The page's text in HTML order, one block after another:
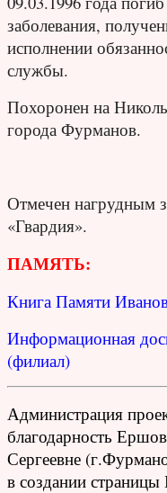
заболевания,
исполнении
службы.
Похоронен на
города Фурманов.
Отмечен нагрудным
«Гвардия».
ПАМЯТЬ:
Книга Памяти
Информационная
(филиал)
Администрация
благодарность
Сергеевне
в создании